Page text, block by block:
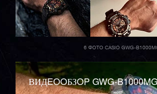
6 ФОТО CASIO GWG-
ВИДEOOБЗOP GWG-